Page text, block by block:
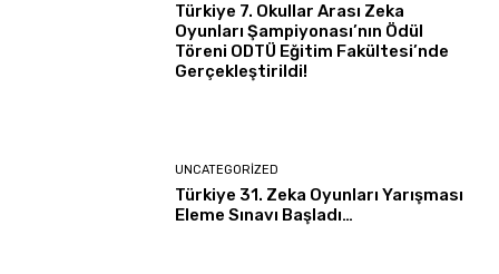
Türkiye 7. Okullar Arası Zeka
Oyunları Şampiyonası’nın Ödül
Töreni ODTÜ Eğitim Fakültesi’nde
Gerçekleştirildi!
UNCATEGORIZED
Türkiye 31. Zeka Oyunları Yarışması
Eleme Sınavı Başladı…